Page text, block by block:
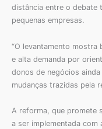
distância entre o debate
pequenas empresas.
“O levantamento mostra
e alta demanda por
donos de negócios
mudanças trazidas pela
A reforma, que promete
a ser implementada